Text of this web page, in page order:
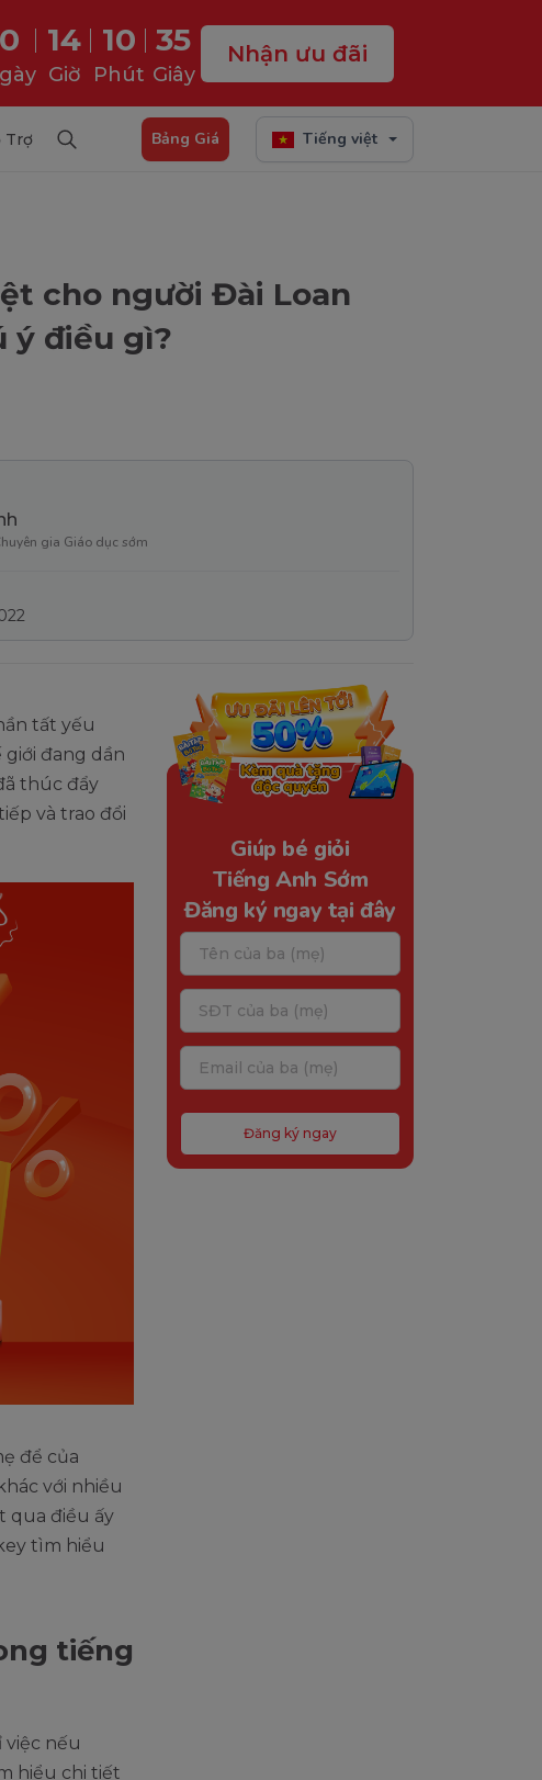
0 14
Giờ
10
Phút
34
Giây
Nhận ưu đãi
Trợ Bảng Giá Tiếng việt
cho người Đài Loan
ý điều gì?
gia Giáo dục sớm
tất yếu
đang dần
thúc đẩy
và trao đổi
để của
với nhiều
qua điều ấy
tìm hiểu
tiếng
việc nếu
hiểu chi tiết
Giúp bé giỏi
Tiếng Anh Sớm
Đăng ký ngay tại đây
Đăng ký ngay